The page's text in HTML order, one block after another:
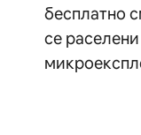
бесплатно
се